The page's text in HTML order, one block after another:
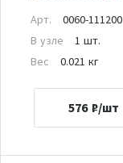
Арт.
0060-111200
В узле
1 шт.
Вес
0.021 кг
576 ₽/шт